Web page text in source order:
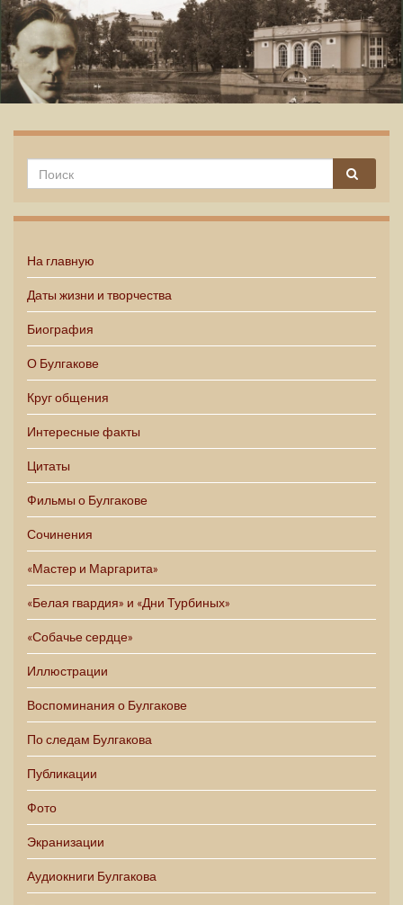
На главную
Даты жизни и творчества
Биография
О Булгакове
Круг общения
Интересные факты
Цитаты
Фильмы о Булгакове
Сочинения
«Мастер и Маргарита»
«Белая гвардия» и «Дни Турбиных»
«Собачье сердце»
Иллюстрации
Воспоминания о Булгакове
По следам Булгакова
Публикации
Фото
Экранизации
Аудиокниги Булгакова